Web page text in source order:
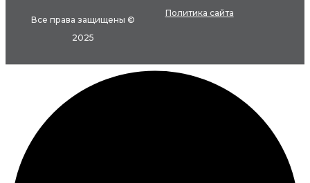
Все права защищены ©
2025
Политика сайта